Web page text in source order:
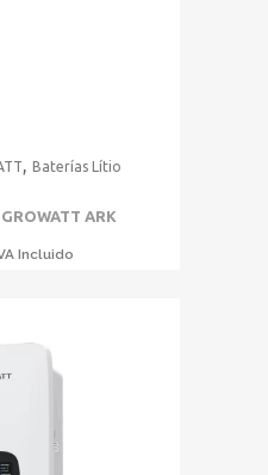
, Baterías Lítio
ARK
Incluido